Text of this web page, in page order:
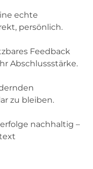
echte
persönlich.
Feedback
Abschlussstärke.
zu bleiben.
nachhaltig –